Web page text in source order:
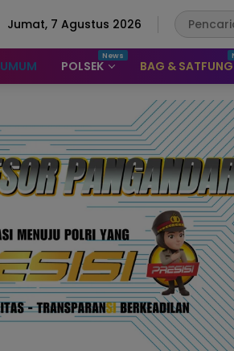
Jumat, 7 Agustus 2026
UMUM POLSEK BAG & SATFUNG